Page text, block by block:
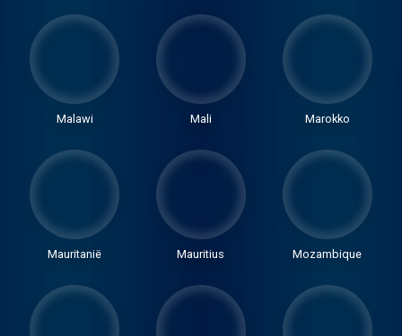
Malawi Mali Marokko
Mauritanië Mauritius Mozambique